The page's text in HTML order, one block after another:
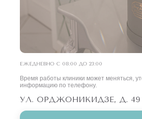
ЕЖЕДНЕВНО С 08:00 ДО 23:00
Время работы клиники может меняться,
информацию по телефону.
УЛ. ОРДЖОНИКИДЗЕ, Д. 49